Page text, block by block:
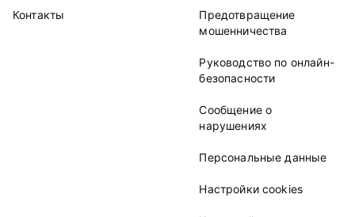
Контакты
Предотвращение
мошенничества
Руководство по онлайн-
безопасности
Сообщение о
нарушениях
Персональные данные
Настройки cookies